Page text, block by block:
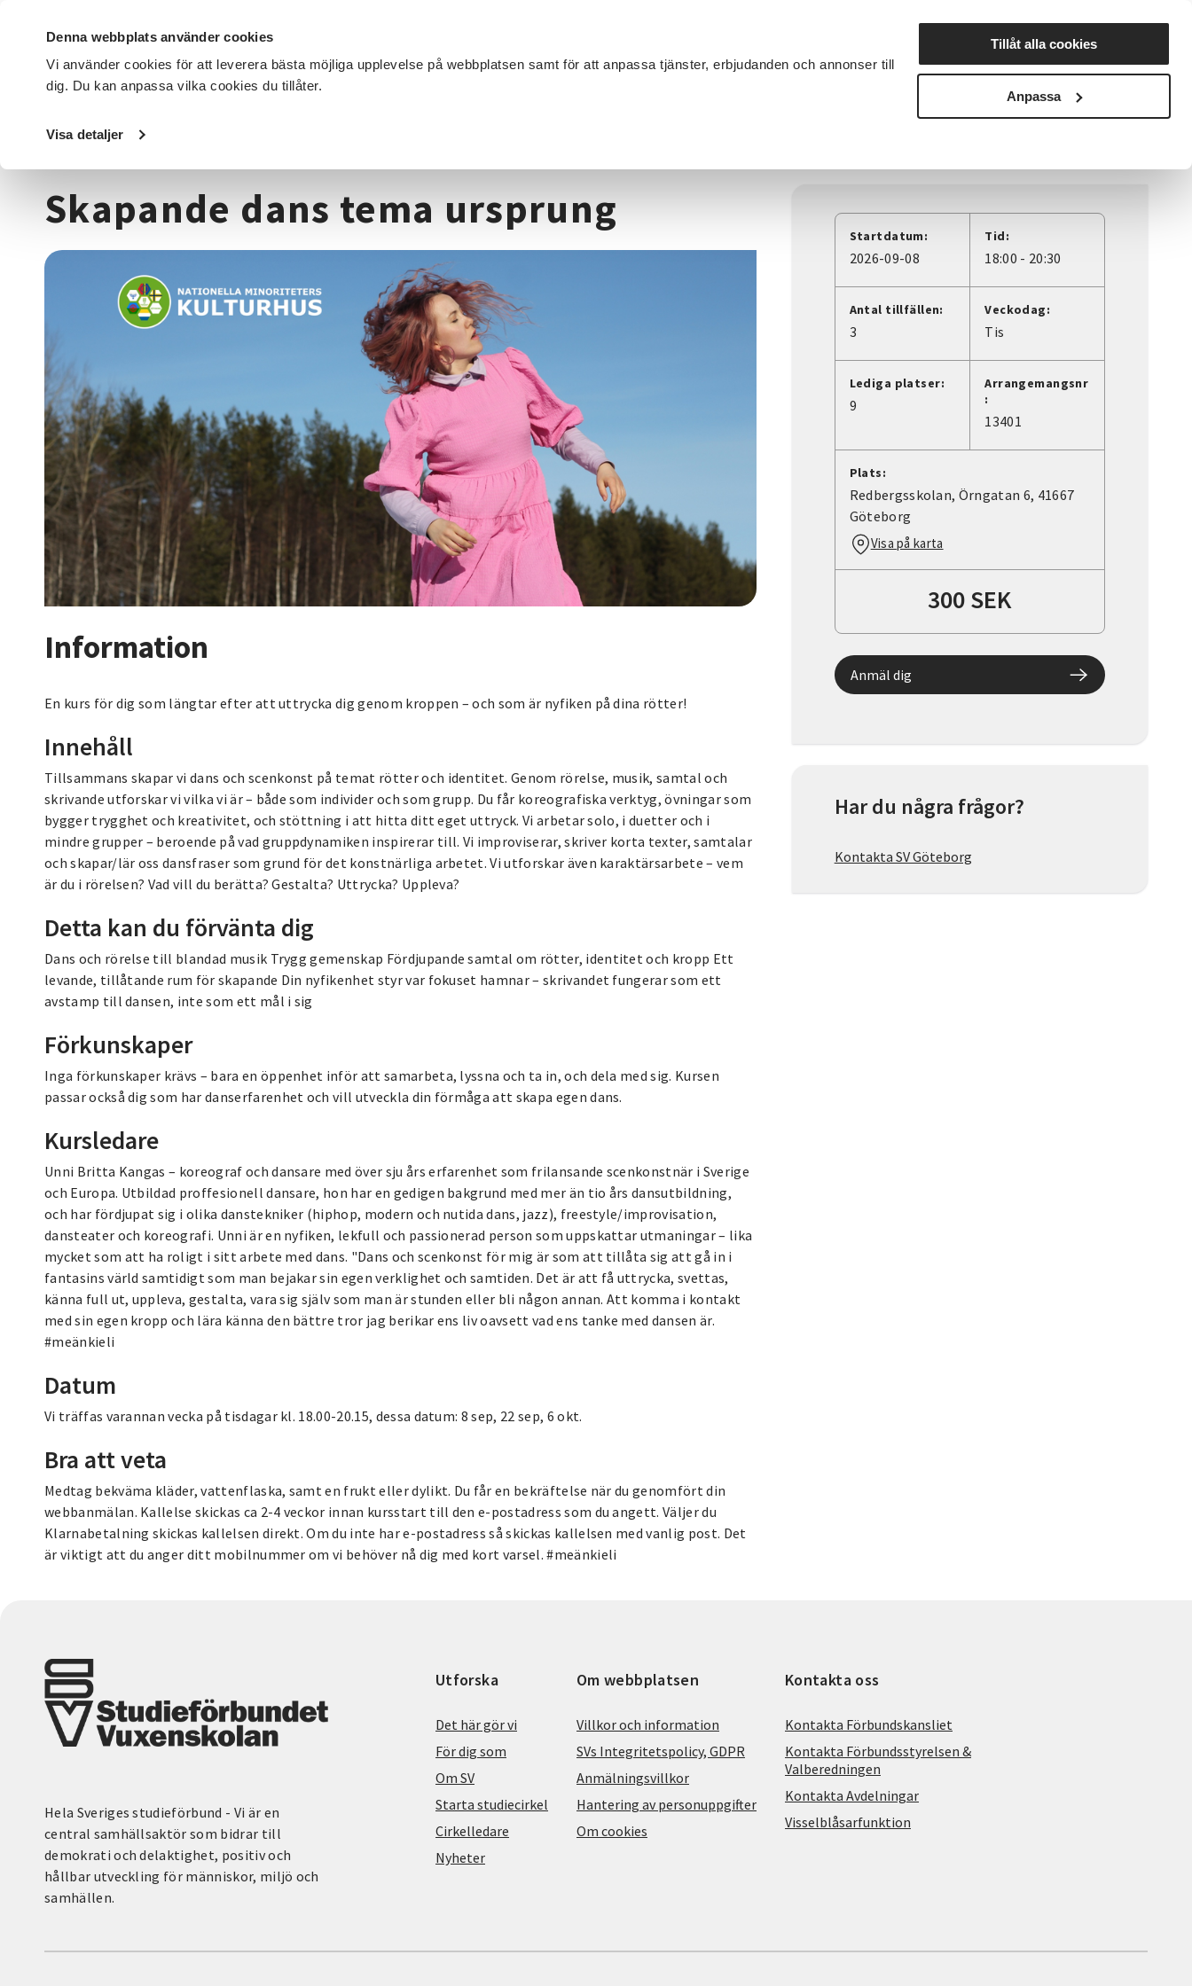
Denna webbplats använder cookies
Vi använder cookies för att leverera bästa möjliga upplevelse på webbplatsen samt för att anpassa tjänster, erbjudanden och annonser till
dig. Du kan anpassa vilka cookies du tillåter.
Visa detaljer
Tillåt alla cookies
Anpassa
DET HÄR GÖR VI FÖR DIG SOM SÖK KURSER OCH EVENEMANG Nyheter Avdelningar
Startsida / Kurser och evenemang
Skapande dans tema ursprung
Information
En kurs för dig som längtar efter att uttrycka dig genom kroppen – och som är nyfiken på dina rötter!
Innehåll
Tillsammans skapar vi dans och scenkonst på temat rötter och identitet. Genom rörelse, musik, samtal och
skrivande utforskar vi vilka vi är – både som individer och som grupp. Du får koreografiska verktyg, övningar som
bygger trygghet och kreativitet, och stöttning i att hitta ditt eget uttryck. Vi arbetar solo, i duetter och i
mindre grupper – beroende på vad gruppdynamiken inspirerar till. Vi improviserar, skriver korta texter, samtalar
och skapar/lär oss dansfraser som grund för det konstnärliga arbetet. Vi utforskar även karaktärsarbete – vem
är du i rörelsen? Vad vill du berätta? Gestalta? Uttrycka? Uppleva?
Detta kan du förvänta dig
Dans och rörelse till blandad musik Trygg gemenskap Fördjupande samtal om rötter, identitet och kropp Ett
levande, tillåtande rum för skapande Din nyfikenhet styr var fokuset hamnar – skrivandet fungerar som ett
avstamp till dansen, inte som ett mål i sig
Förkunskaper
Inga förkunskaper krävs – bara en öppenhet inför att samarbeta, lyssna och ta in, och dela med sig. Kursen
passar också dig som har danserfarenhet och vill utveckla din förmåga att skapa egen dans.
Kursledare
Unni Britta Kangas – koreograf och dansare med över sju års erfarenhet som frilansande scenkonstnär i Sverige
och Europa. Utbildad proffesionell dansare, hon har en gedigen bakgrund med mer än tio års dansutbildning,
och har fördjupat sig i olika danstekniker (hiphop, modern och nutida dans, jazz), freestyle/improvisation,
dansteater och koreografi. Unni är en nyfiken, lekfull och passionerad person som uppskattar utmaningar – lika
mycket som att ha roligt i sitt arbete med dans. "Dans och scenkonst för mig är som att tillåta sig att gå in i
fantasins värld samtidigt som man bejakar sin egen verklighet och samtiden. Det är att få uttrycka, svettas,
känna full ut, uppleva, gestalta, vara sig själv som man är stunden eller bli någon annan. Att komma i kontakt
med sin egen kropp och lära känna den bättre tror jag berikar ens liv oavsett vad ens tanke med dansen är.
#meänkieli
Datum
Vi träffas varannan vecka på tisdagar kl. 18.00-20.15, dessa datum: 8 sep, 22 sep, 6 okt.
Bra att veta
Medtag bekväma kläder, vattenflaska, samt en frukt eller dylikt. Du får en bekräftelse när du genomfört din
webbanmälan. Kallelse skickas ca 2-4 veckor innan kursstart till den e-postadress som du angett. Väljer du
Klarnabetalning skickas kallelsen direkt. Om du inte har e-postadress så skickas kallelsen med vanlig post. Det
är viktigt att du anger ditt mobilnummer om vi behöver nå dig med kort varsel. #meänkieli
Startdatum:
2026-09-08
Tid:
18:00 - 20:30
Antal tillfällen:
3
Veckodag:
Tis
Lediga platser:
9
Arrangemangsnr
:
13401
Plats:
Redbergsskolan, Örngatan 6, 41667
Göteborg
Visa på karta
300 SEK
Anmäl dig
Har du några frågor?
Kontakta SV Göteborg
Hela Sveriges studieförbund - Vi är en
central samhällsaktör som bidrar till
demokrati och delaktighet, positiv och
hållbar utveckling för människor, miljö och
samhällen.
Utforska
Det här gör vi
För dig som
Om SV
Starta studiecirkel
Cirkelledare
Nyheter
Om webbplatsen
Villkor och information
SVs Integritetspolicy, GDPR
Anmälningsvillkor
Hantering av personuppgifter
Om cookies
Kontakta oss
Kontakta Förbundskansliet
Kontakta Förbundsstyrelsen &
Valberedningen
Kontakta Avdelningar
Visselblåsarfunktion